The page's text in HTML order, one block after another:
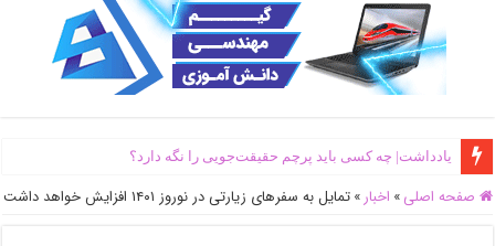
یادداشت| ‌چه کسی باید پرچم حقیقت‌جویی را نگه دارد؟
صفحه اصلی » اخبار » تمایل به سفرهای زیارتی در نوروز ۱۴۰۱ افزایش خواهد داشت